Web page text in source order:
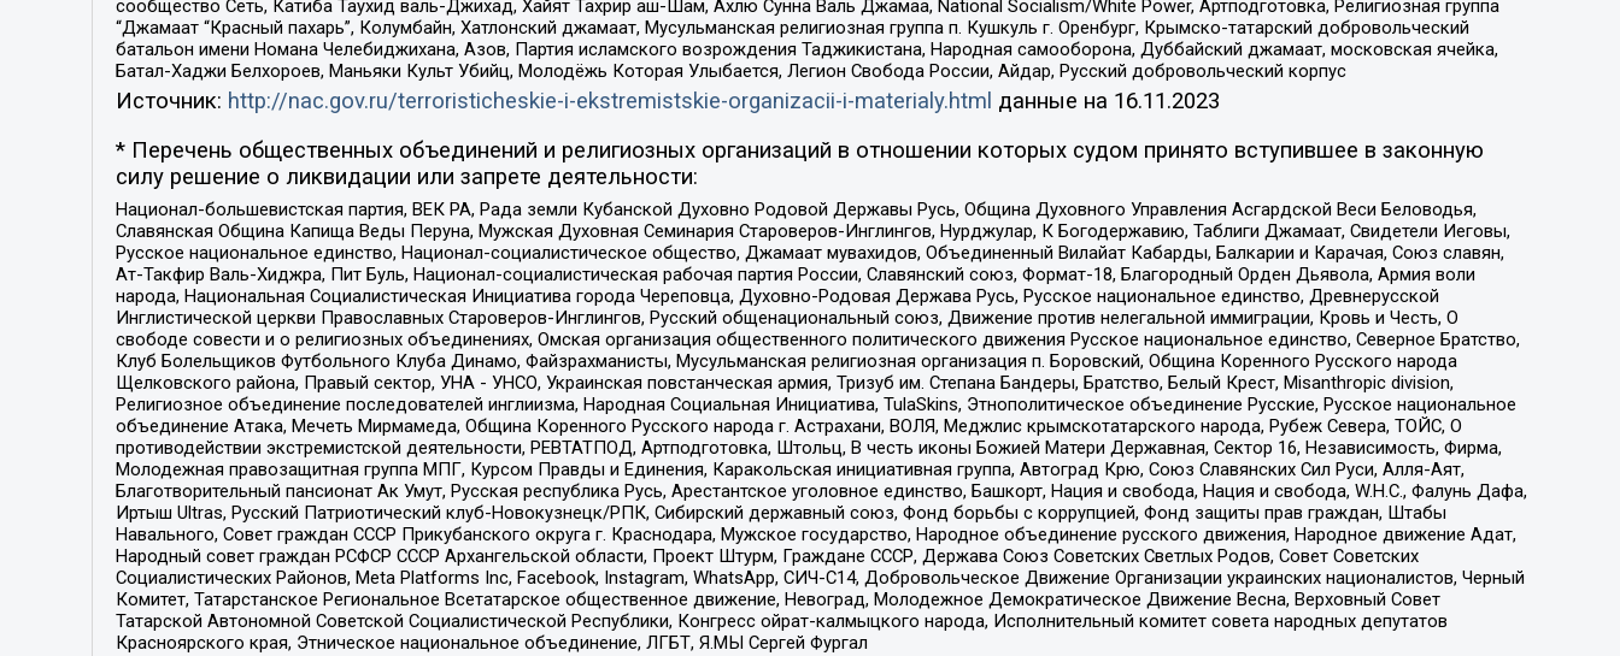
сообщество Сеть, Катиба Таухид валь-Джихад, Хайят Тахрир аш-Шам, Ахлю Сунна Валь Джамаа, National Socialism/White Power, Артподготовка, Религиозная группа
“Джамаат “Красный пахарь”, Колумбайн, Хатлонский джамаат, Мусульманская религиозная группа п. Кушкуль г. Оренбург, Крымско-татарский добровольческий
батальон имени Номана Челебиджихана, Азов, Партия исламского возрождения Таджикистана, Народная самооборона, Дуббайский джамаат, московская ячейка,
Батал-Хаджи Белхороев, Маньяки Культ Убийц, Молодёжь Которая Улыбается, Легион Свобода России, Айдар, Русский добровольческий корпус
Источник: http://nac.gov.ru/terroristicheskie-i-ekstremistskie-organizacii-i-materialy.html данные на 16.11.2023
* Перечень общественных объединений и религиозных организаций в отношении которых судом принято вступившее в законную
силу решение о ликвидации или запрете деятельности:
Национал-большевистская партия, ВЕК РА, Рада земли Кубанской Духовно Родовой Державы Русь, Община Духовного Управления Асгардской Веси Беловодья,
Славянская Община Капища Веды Перуна, Мужская Духовная Семинария Староверов-Инглингов, Нурджулар, К Богодержавию, Таблиги Джамаат, Свидетели Иеговы,
Русское национальное единство, Национал-социалистическое общество, Джамаат мувахидов, Объединенный Вилайат Кабарды, Балкарии и Карачая, Союз славян,
Ат-Такфир Валь-Хиджра, Пит Буль, Национал-социалистическая рабочая партия России, Славянский союз, Формат-18, Благородный Орден Дьявола, Армия воли
народа, Национальная Социалистическая Инициатива города Череповца, Духовно-Родовая Держава Русь, Русское национальное единство, Древнерусской
Инглистической церкви Православных Староверов-Инглингов, Русский общенациональный союз, Движение против нелегальной иммиграции, Кровь и Честь, О
свободе совести и о религиозных объединениях, Омская организация общественного политического движения Русское национальное единство, Северное Братство,
Клуб Болельщиков Футбольного Клуба Динамо, Файзрахманисты, Мусульманская религиозная организация п. Боровский, Община Коренного Русского народа
Щелковского района, Правый сектор, УНА - УНСО, Украинская повстанческая армия, Тризуб им. Степана Бандеры, Братство, Белый Крест, Misanthropic division,
Религиозное объединение последователей инглиизма, Народная Социальная Инициатива, TulaSkins, Этнополитическое объединение Русские, Русское национальное
объединение Атака, Мечеть Мирмамеда, Община Коренного Русского народа г. Астрахани, ВОЛЯ, Меджлис крымскотатарского народа, Рубеж Севера, ТОЙС, О
противодействии экстремистской деятельности, РЕВТАТПОД, Артподготовка, Штольц, В честь иконы Божией Матери Державная, Сектор 16, Независимость, Фирма,
Молодежная правозащитная группа МПГ, Курсом Правды и Единения, Каракольская инициативная группа, Автоград Крю, Союз Славянских Сил Руси, Алля-Аят,
Благотворительный пансионат Ак Умут, Русская республика Русь, Арестантское уголовное единство, Башкорт, Нация и свобода, Нация и свобода, W.H.С., Фалунь Дафа,
Иртыш Ultras, Русский Патриотический клуб-Новокузнецк/РПК, Сибирский державный союз, Фонд борьбы с коррупцией, Фонд защиты прав граждан, Штабы
Навального, Совет граждан СССР Прикубанского округа г. Краснодара, Мужское государство, Народное объединение русского движения, Народное движение Адат,
Народный совет граждан РСФСР СССР Архангельской области, Проект Штурм, Граждане СССР, Держава Союз Советских Светлых Родов, Совет Советских
Социалистических Районов, Meta Platforms Inc, Facebook, Instagram, WhatsApp, СИЧ-С14, Добровольческое Движение Организации украинских националистов, Черный
Комитет, Татарстанское Региональное Всетатарское общественное движение, Невоград, Молодежное Демократическое Движение Весна, Верховный Совет
Татарской Автономной Советской Социалистической Республики, Конгресс ойрат-калмыцкого народа, Исполнительный комитет совета народных депутатов
Красноярского края, Этническое национальное объединение, ЛГБТ, Я.МЫ Сергей Фургал